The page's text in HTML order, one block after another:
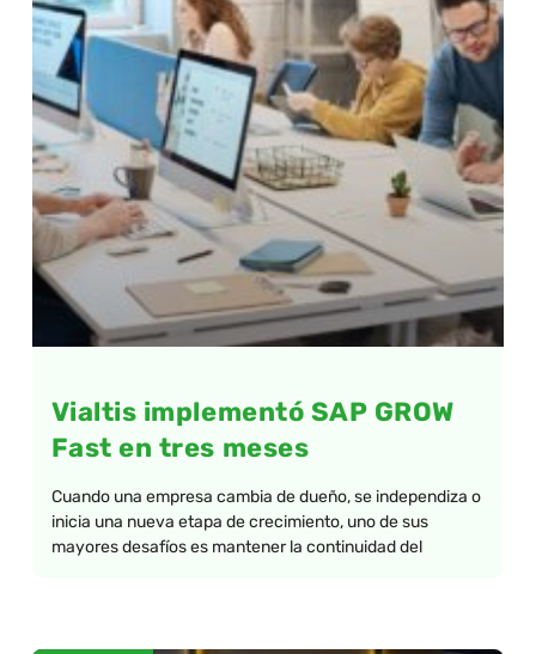
Vialtis implementó SAP GROW
Fast en tres meses
Cuando una empresa cambia de dueño, se independiza o
inicia una nueva etapa de crecimiento, uno de sus
mayores desafíos es mantener la continuidad del